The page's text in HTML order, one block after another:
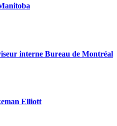
interne Bureau de Montréal
Elliott